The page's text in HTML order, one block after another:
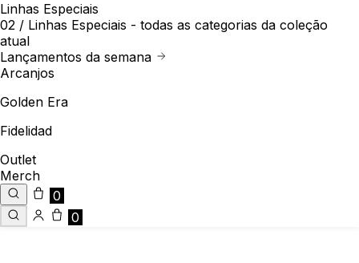
Linhas Especiais
02 / Linhas Especiais - todas as categorias da coleção
atual
Lançamentos da semana
Arcanjos
Golden Era
Fidelidad
Outlet
Merch
0
0